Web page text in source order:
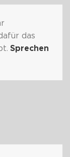
das
Sprechen